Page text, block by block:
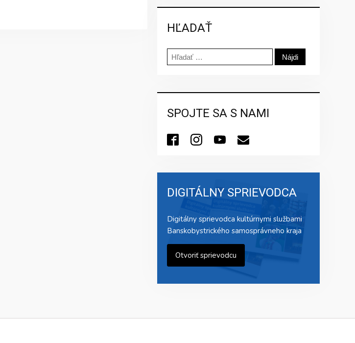
HĽADAŤ
Hľadať:
SPOJTE SA S NAMI
DIGITÁLNY SPRIEVODCA
Digitálny sprievodca kultúrnymi službami
Banskobystrického samosprávneho kraja
Otvoriť sprievodcu